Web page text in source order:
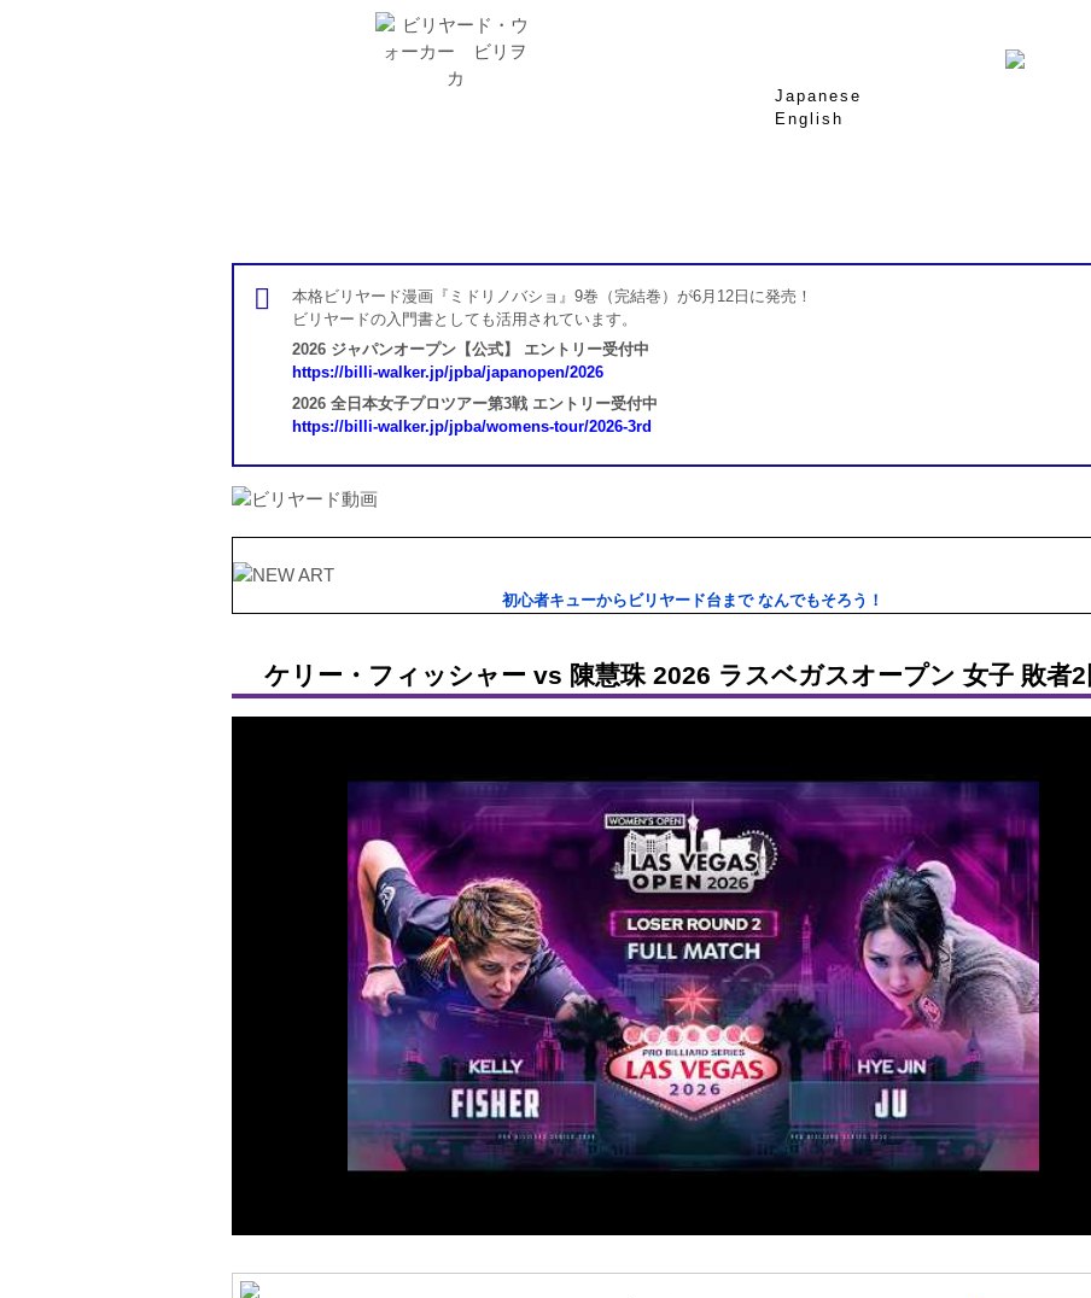
Japanese
English
本格ビリヤード漫画『ミドリノバショ』9巻（完結巻）が6月12日に発売！
ビリヤードの入門書としても活用されています。
2026 ジャパンオープン【公式】 エントリー受付中
https://billi-walker.jp/jpba/japanopen/2026
2026 全日本女子プロツアー第3戦 エントリー受付中
https://billi-walker.jp/jpba/womens-tour/2026-3rd
初心者キューからビリヤード台まで なんでもそろう！
ケリー・フィッシャー vs 陳慧珠 2026 ラスベガスオープン 女子 敗者2